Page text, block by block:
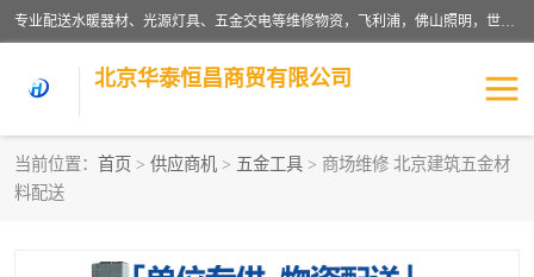
专业配送水暖器材、光源灯具、五金交电等维修物资，飞利浦，佛山照明，世达，博世，九牧，特陶等各产品涉及国内外知名品牌。公司专注与物业、学校、酒店、工厂等单位合作，提供一站式配送服务，降低客户综合成本。依托电子商务改变传统模式，以专业的团队为客户提供24H物资配送到达，货到月结、统一开票，便捷退换等服务，提高了企业的运营效率。
北京华泰恒昌商贸有限公司
当前位置： 首页 > 供应商机 > 五金工具 > 商场维修 北京建筑五金材
料配送
水暖阀门
五金工具 涂料辅材